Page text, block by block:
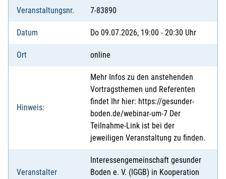
Veranstaltungsnr. 7-83890
Datum Do 09.07.2026, 19:00 - 20:30 Uhr
Ort online
Hinweis:
Mehr Infos zu den anstehenden
Vortragsthemen und Referenten
findet Ihr hier: https://gesunder-
boden.de/webinar-um-7 Der
Teilnahme-Link ist bei der
jeweiligen Veranstaltung zu finden.
Veranstalter
Interessengemeinschaft gesunder
Boden e. V. (IGGB) in Kooperation